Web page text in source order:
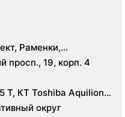
Раменки,
просп., 19, корп. 4
T, КТ Toshiba Aquilion
iU22округ